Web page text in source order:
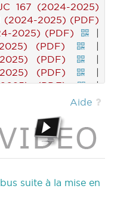
167 (2024-2025)
(2024-2025) (PDF)
2025) (PDF)
|
(PDF)
|
(PDF)
|
(PDF)
|
(PDF)
|
|
(PDF)
|
(PDF)
|
(PDF)
|
(PDF)
(PDF)
Aide
suite à la mise en